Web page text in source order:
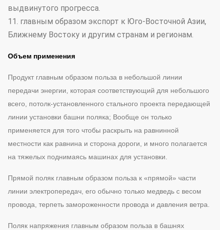
выдвинутого прогресса.
11. главным образом экспорт к Юго-Восточной Азии,
Ближнему Востоку и другим странам и регионам.
Объем применения
Продукт главным образом польза в небольшой линии
передачи энергии, которая соответствующий для небольшого
всего, потолк-установленного стального проекта передающей
линии установки башни поляка; Вообще он только
применяется для того чтобы раскрыть на равнинной
местности как равнина и сторона дороги, и много полагается
на тяжелых поднимаясь машинах для установки.
Прямой поляк главным образом польза к «прямой» части
линии электропередач, его обычно только медведь с весом
провода, терпеть замороженности провода и давления ветра.
Поляк напряжения главным образом польза в башнях